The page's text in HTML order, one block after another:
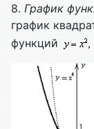
8. График
график
функций